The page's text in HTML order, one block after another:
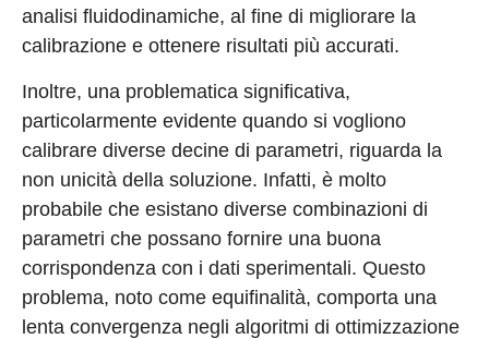
analisi fluidodinamiche, al fine di migliorare la
calibrazione e ottenere risultati più accurati.
Inoltre, una problematica significativa,
particolarmente evidente quando si vogliono
calibrare diverse decine di parametri, riguarda la
non unicità della soluzione. Infatti, è molto
probabile che esistano diverse combinazioni di
parametri che possano fornire una buona
corrispondenza con i dati sperimentali. Questo
problema, noto come equifinalità, comporta una
lenta convergenza negli algoritmi di ottimizzazione